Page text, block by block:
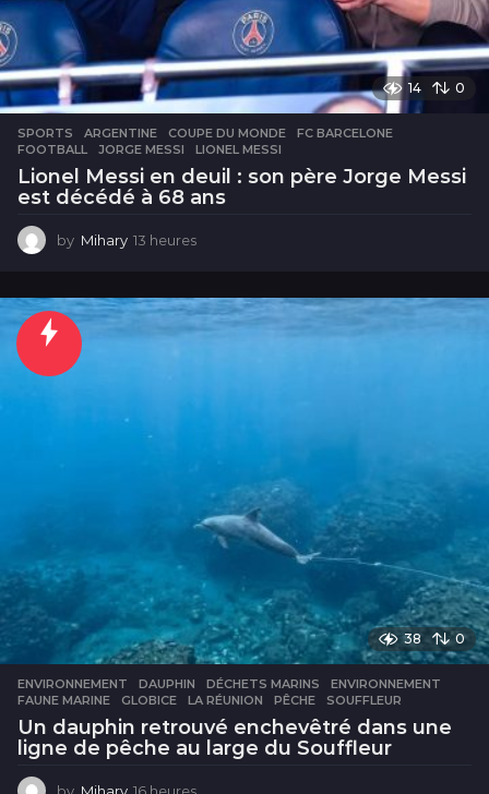
14 0
SPORTS ARGENTINE ,COUPE DU MONDE ,FC BARCELONE
FOOTBALL
,JORGE MESSI ,LIONEL MESSI
Lionel Messi en deuil : son père Jorge Messi
est décédé à 68 ans
by Mihary 13 heures
e
38 0
ENVIRONNEMENT DAUPHIN ,DÉCHETS MARINS ,ENVIRONNEMENT
FAUNE MARINE
,GLOBICE ,LA RÉUNION ,PÊCHE ,SOUFFLEUR
Un dauphin retrouvé enchevêtré dans une
ligne de pêche au large du Souffleur